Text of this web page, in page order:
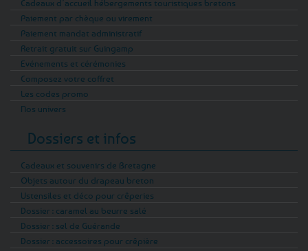
Cadeaux d’accueil hébergements touristiques bretons
Paiement par chèque ou virement
Paiement mandat administratif
Retrait gratuit sur Guingamp
Evénements et cérémonies
Composez votre coffret
Les codes promo
Nos univers
Dossiers et infos
Cadeaux et souvenirs de Bretagne
Objets autour du drapeau breton
Ustensiles et déco pour crêperies
Dossier : caramel au beurre salé
Dossier : sel de Guérande
Dossier : accessoires pour crêpière